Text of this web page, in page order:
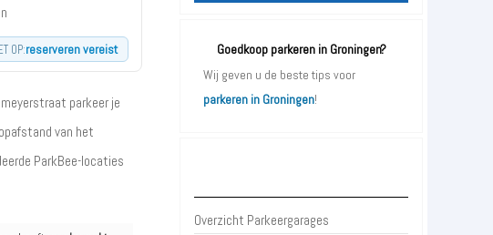
OP:reserveren vereist
parkeer je
van het
ParkBee-locaties
Goedkoop parkeren in Groningen?
Wij geven u de beste tips voor
parkeren in Groningen!
Overzicht Parkeergarages